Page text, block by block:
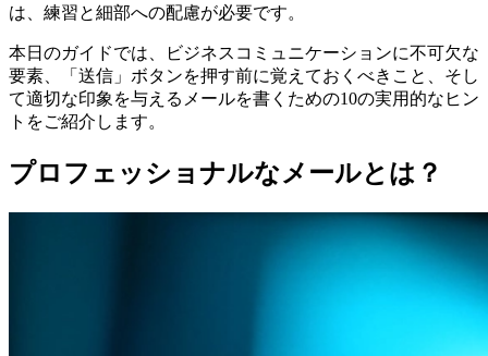
は、練習と細部への配慮が必要です。
本日のガイドでは、ビジネスコミュニケーションに不可欠な
要素、「送信」ボタンを押す前に覚えておくべきこと、そし
て適切な印象を与えるメールを書くための10の実用的なヒン
トをご紹介します。
プロフェッショナルなメールとは？